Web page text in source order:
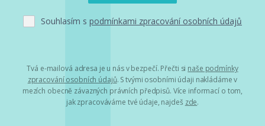
Souhlasím s podmínkami zpracování osobních údajů
Tvá e-mailová adresa je u nás v bezpečí. Přečti si naše podmínky
zpracování osobních údajů. S tvými osobními údaji nakládáme v
mezích obecně závazných právních předpisů. Více informací o tom,
jak zpracováváme tvé údaje, najdeš zde.